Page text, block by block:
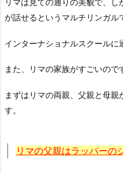
が話せるというマルチリンガル
インターナショナルスクールに
また、リマの家族がすごいので
まずはリマの両親、父親と母親
す。
リマの父親はラッパーの